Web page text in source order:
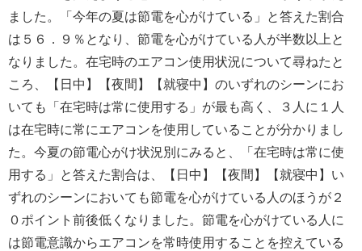
ました。「今年の夏は節電を心がけている」と答えた割合
は５６．９％となり、節電を心がけている人が半数以上と
なりました。在宅時のエアコン使用状況について尋ねたと
ころ、【日中】【夜間】【就寝中】のいずれのシーンにお
いても「在宅時は常に使用する」が最も高く、３人に１人
は在宅時に常にエアコンを使用していることが分かりまし
た。今夏の節電心がけ状況別にみると、「在宅時は常に使
用する」と答えた割合は、【日中】【夜間】【就寝中】い
ずれのシーンにおいても節電を心がけている人のほうが２
０ポイント前後低くなりました。節電を心がけている人に
は節電意識からエアコンを常時使用することを控えている